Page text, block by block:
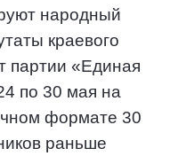
народный
краевого
партии «Единая
по 30 мая на
формате 30
раньше